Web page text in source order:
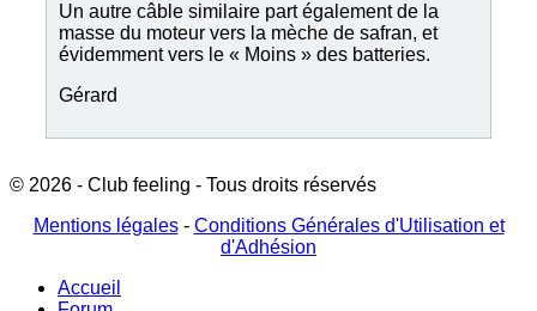
Un autre câble similaire part également de la
masse du moteur vers la mèche de safran, et
évidemment vers le « Moins » des batteries.
Gérard
© 2026 - Club feeling - Tous droits réservés
Mentions légales- Conditions Générales d'Utilisation et
d'Adhésion
Accueil